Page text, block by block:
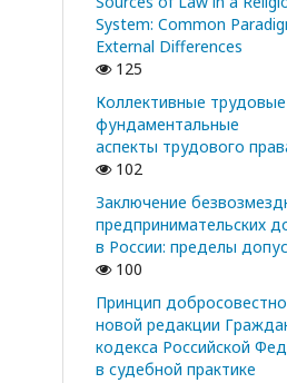
System: Common
External Differences
125
Коллективные
фундаментальные
аспекты трудового
102
Заключение
предпринимательских
в России: пределы
100
Принцип
новой редакции
кодекса Российской
в судебной практике